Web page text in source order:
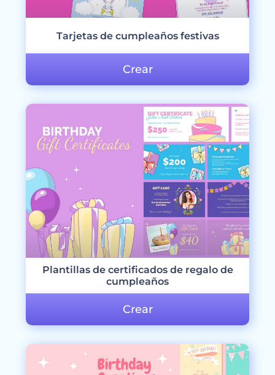
Tarjetas de cumpleaños festivas
Crear
Plantillas de certificados de regalo de
cumpleaños
Crear